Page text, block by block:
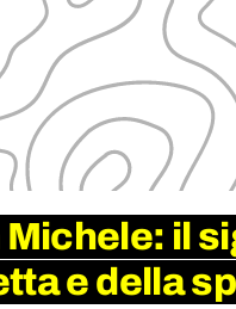
Michele: il
e della